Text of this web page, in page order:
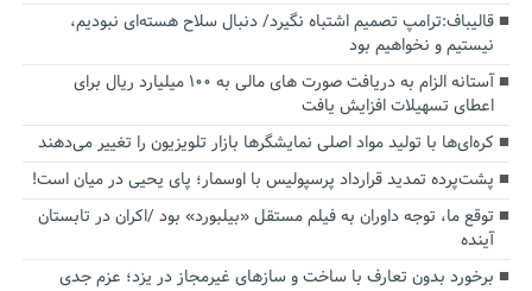
قالیباف:ترامپ تصمیم اشتباه نگیرد/ دنبال سلاح هسته‌ای نبودیم،
نیستیم و نخواهیم بود
آستانه الزام به دریافت صورت های مالی به ۱۰۰ میلیارد ریال برای
اعطای تسهیلات افزایش یافت
کره‌ای‌ها با تولید مواد اصلی نمایشگرها بازار تلویزیون را تغییر می‌دهند
پشت‌پرده تمدید قرارداد پرسپولیس با اوسمار؛ پای یحیی در میان است!
توقع ما، توجه داوران به فیلم مستقل «بیلبورد» بود /اکران در تابستان
آینده
برخورد بدون تعارف با ساخت‌ و سازهای غیرمجاز در یزد؛ عزم جدی